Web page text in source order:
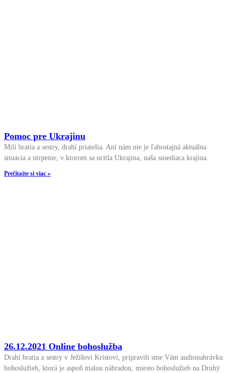
Pomoc pre Ukrajinu
Milí bratia a sestry, drahí priatelia. Ani nám nie je ľahostajná aktuálna
situácia a utrpenie, v ktorom sa ocitla Ukrajina, naša susediaca krajina.
Prečítajte si viac »
26.12.2021 Online bohoslužba
Drahí bratia a sestry v Ježišovi Kristovi, pripravili sme Vám audionahrávku
bohoslužieb, ktorá je aspoň malou náhradou, miesto bohoslužieb na Druhý